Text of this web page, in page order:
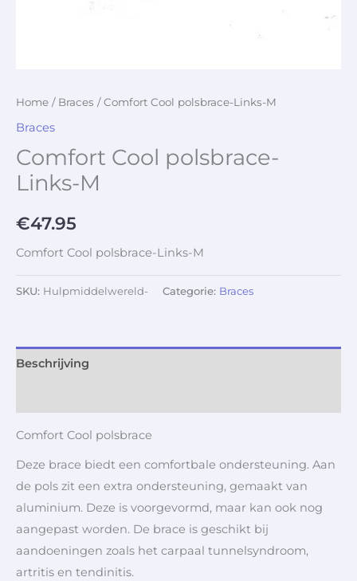
Home / Braces / Comfort Cool polsbrace-Links-M
Braces
Comfort Cool polsbrace-
Links-M
€47.95
Comfort Cool polsbrace-Links-M
SKU: Hulpmiddelwereld- Categorie: Braces
Beschrijving
Comfort Cool polsbrace
Deze brace biedt een comfortbale ondersteuning. Aan
de pols zit een extra ondersteuning, gemaakt van
aluminium. Deze is voorgevormd, maar kan ook nog
aangepast worden. De brace is geschikt bij
aandoeningen zoals het carpaal tunnelsyndroom,
artritis en tendinitis.